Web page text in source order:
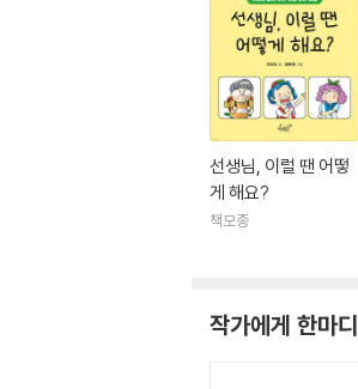
선생님, 이럴 땐 어떻
게 해요?
책모종
작가에게 한마디